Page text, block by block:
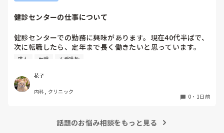
健診センターの仕事について
健診センターでの勤務に興味があります。現在40代半ばで、
次に転職したら、定年まで長く働きたいと思っています。
健診センターは比較的人気があるので、あまり空きがないと
実際、健診センターでの仕事内容は、楽なのでしょうか？ま
た、大変なことは何ですか？
求人 転職 正看護師
花子
内科, クリニック
0 ・ 1日前
話題のお悩み相談をもっと見る